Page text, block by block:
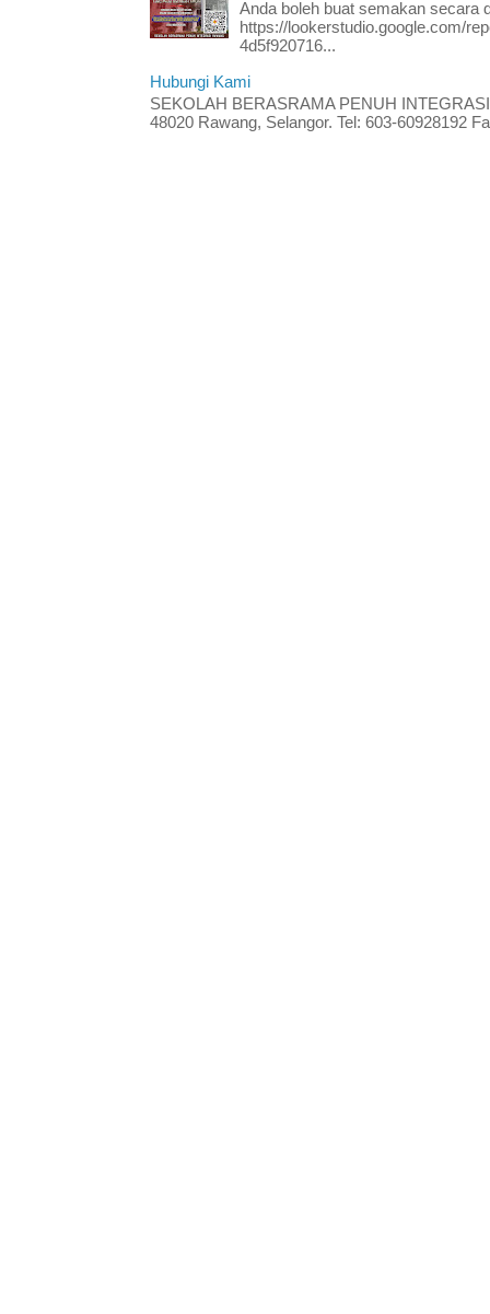
Anda boleh buat semakan secara
https://lookerstudio.google.com/
4d5f920716...
Hubungi Kami
SEKOLAH BERASRAMA PENUH
48020 Rawang, Selangor. Tel: 603-60928192